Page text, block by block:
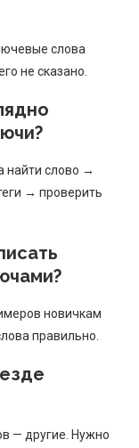
слова
не сказано.
найти слово →
→ проверить
новичкам
правильно.
— другие. Нужно